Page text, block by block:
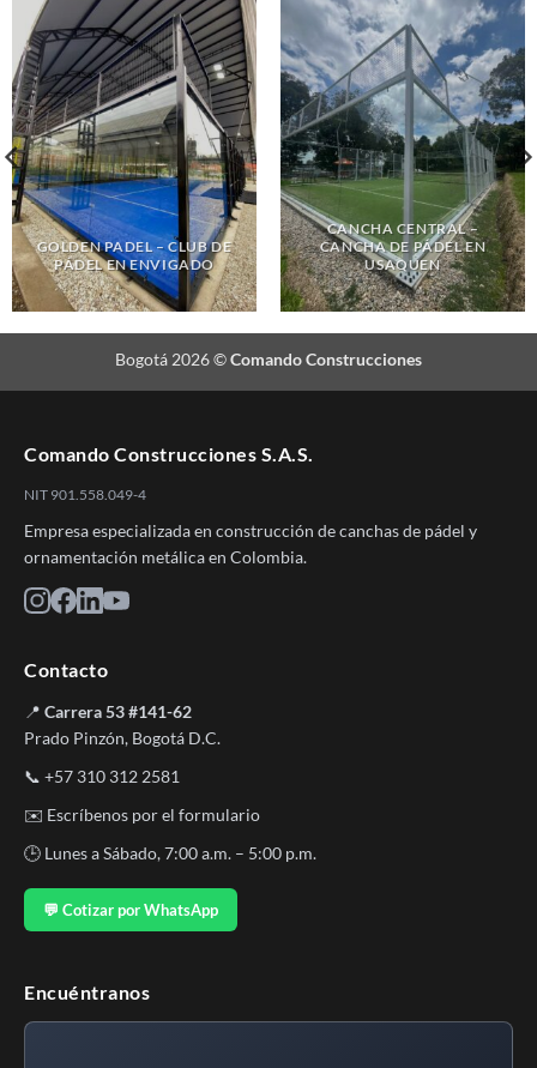
GOLDEN PADEL – CLUB DE
PÁDEL EN ENVIGADO
CANCHA CENTRAL –
CANCHA DE PÁDEL EN
USAQUEN
Bogotá 2026 ©Comando Construcciones
Comando Construcciones S.A.S.
NIT 901.558.049-4
Empresa especializada en construcción de canchas de pádel y
ornamentación metálica en Colombia.
Contacto
📍 Carrera 53 #141-62
Prado Pinzón, Bogotá D.C.
📞 +57 310 312 2581
✉️ Escríbenos por el formulario
🕒 Lunes a Sábado, 7:00 a.m. – 5:00 p.m.
💬 Cotizar por WhatsApp
Encuéntranos